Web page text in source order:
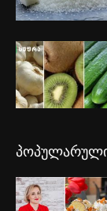
პოპულარული